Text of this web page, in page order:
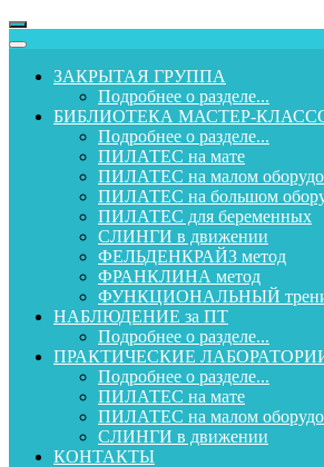
ЗАКРЫТАЯ ГРУППА
Подробнее о разделе...
БИБЛИОТЕКА МАСТЕР-
Подробнее о разделе...
ПИЛАТЕС на мате
ПИЛАТЕС на малом
ПИЛАТЕС на большом
ПИЛАТЕС для беременных
СЛИНГИ в движении
ФЕЛЬДЕНКРАЙЗ метод
ФРАНКЛИНА метод
ФУНКЦИОНАЛЬНЫЙ
НАБЛЮДЕНИЕ за ПТ
Подробнее о разделе...
ПРАКТИЧЕСКИЕ
Подробнее о разделе...
ПИЛАТЕС на мате
ПИЛАТЕС на малом
СЛИНГИ в движении
КОНТАКТЫ